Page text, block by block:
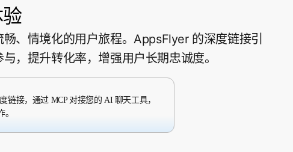
、情境化的用户旅程。AppsFlyer 的深度链接引
，提升转化率，增强用户长期忠诚度。
链接，通过 MCP 对接您的 AI 聊天工具，